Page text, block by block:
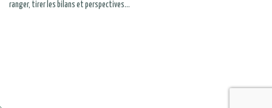
ranger, tirer les bilans et perspectives…